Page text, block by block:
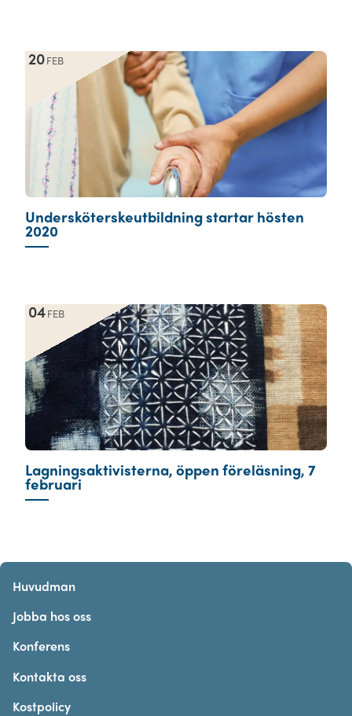
20FEB
Undersköterskeutbildning startar hösten
2020
04FEB
Lagningsaktivisterna, öppen föreläsning, 7
februari
Huvudman
Jobba hos oss
Konferens
Kontakta oss
Kostpolicy